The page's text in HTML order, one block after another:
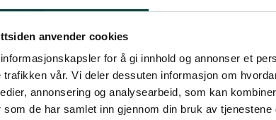
anvender cookies
for å gi innhold og annonser et
trafikken vår. Vi deler dessuten informasjon om
annonsering og analysearbeid, som kan
som de har samlet inn gjennom din bruk av tjenestene
om å bygge en gondol opp til
hvorfor denne fine plassen bør forbli
blir sosialt samvær rundt bålet, og
nattaktive dyr.